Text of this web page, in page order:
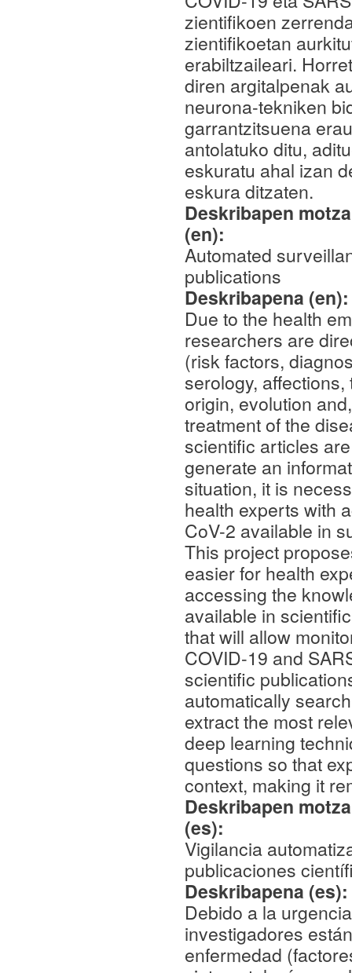
zientifikoen
zientifikoetan
erabiltzaileari.
diren argitalpenak
neurona-tekniken
garrantzitsuena
antolatuko ditu,
eskuratu ahal izan
eskura ditzaten.
Deskribapen
(en):
Automated
publications
Deskribapena
Due to the health
researchers are
(risk factors,
serology,
origin, evolution
treatment of the
scientific articles
generate an
situation, it is
health experts with
CoV-2 available in
This project
easier for health
accessing the
available in
that will allow
COVID-19 and
scientific
automatically
extract the most
deep learning
questions so that
context, making it
Deskribapen
(es):
Vigilancia
publicaciones
Deskribapena (es):
Debido a la
investigadores
enfermedad